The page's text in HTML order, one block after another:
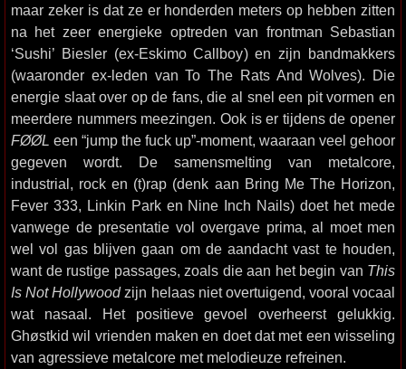
maar zeker is dat ze er honderden meters op hebben zitten
na het zeer energieke optreden van frontman Sebastian
‘Sushi’ Biesler (ex-Eskimo Callboy) en zijn bandmakkers
(waaronder ex-leden van To The Rats And Wolves). Die
energie slaat over op de fans, die al snel een pit vormen en
meerdere nummers meezingen. Ook is er tijdens de opener
FØØL een “jump the fuck up”-moment, waaraan veel gehoor
gegeven wordt. De samensmelting van metalcore,
industrial, rock en (t)rap (denk aan Bring Me The Horizon,
Fever 333, Linkin Park en Nine Inch Nails) doet het mede
vanwege de presentatie vol overgave prima, al moet men
wel vol gas blijven gaan om de aandacht vast te houden,
want de rustige passages, zoals die aan het begin van This
Is Not Hollywoodzijn helaas niet overtuigend, vooral vocaal
wat nasaal. Het positieve gevoel overheerst gelukkig.
Ghøstkid wil vrienden maken en doet dat met een wisseling
van agressieve metalcore met melodieuze refreinen.